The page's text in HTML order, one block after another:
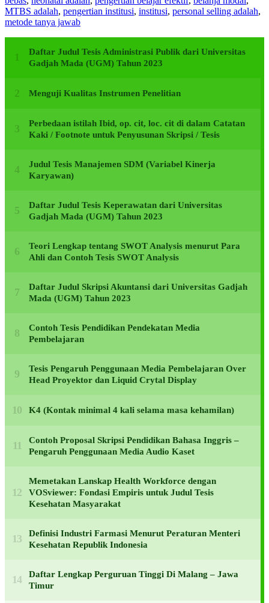
MTBS adalah, pengertian institusi, institusi, personal selling adalah,
metode tanya jawab
Daftar Judul Tesis Administrasi Publik dari Universitas
Gadjah Mada (UGM) Tahun 2023
Menguji Kualitas Instrumen Penelitian
Perbedaan istilah Ibid, op. cit, loc. cit di dalam Catatan
Kaki / Footnote untuk Penyusunan Skripsi / Tesis
Judul Tesis Manajemen SDM (Variabel Kinerja
Karyawan)
Daftar Judul Tesis Keperawatan dari Universitas
Gadjah Mada (UGM) Tahun 2023
Teori Lengkap tentang SWOT Analysis menurut Para
Ahli dan Contoh Tesis SWOT Analysis
Daftar Judul Skripsi Akuntansi dari Universitas Gadjah
Mada (UGM) Tahun 2023
Contoh Tesis Pendidikan Pendekatan Media
Pembelajaran
Tesis Pengaruh Penggunaan Media Pembelajaran Over
Head Proyektor dan Liquid Crytal Display
K4 (Kontak minimal 4 kali selama masa kehamilan)
Contoh Proposal Skripsi Pendidikan Bahasa Inggris –
Pengaruh Penggunaan Media Audio Kaset
Memetakan Lanskap Health Workforce dengan
VOSviewer: Fondasi Empiris untuk Judul Tesis
Kesehatan Masyarakat
Definisi Industri Farmasi Menurut Peraturan Menteri
Kesehatan Republik Indonesia
Daftar Lengkap Perguruan Tinggi Di Malang – Jawa
Timur